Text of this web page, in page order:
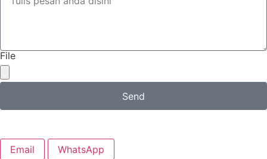
File
Send
Email WhatsApp